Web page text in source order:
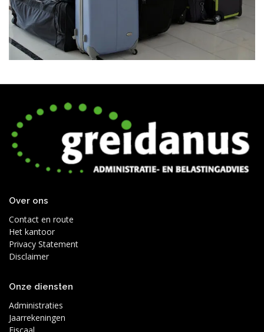
Over ons
Contact en route
Het kantoor
Privacy Statement
Disclaimer
Onze diensten
Administraties
Jaarrekeningen